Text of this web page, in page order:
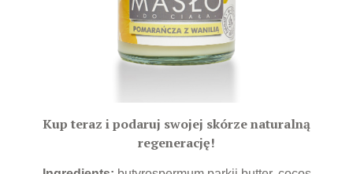
Kup teraz i podaruj swojej skórze naturalną
regenerację!